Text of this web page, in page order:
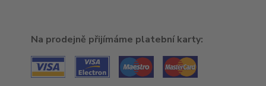
Na prodejně přijímáme platební karty: